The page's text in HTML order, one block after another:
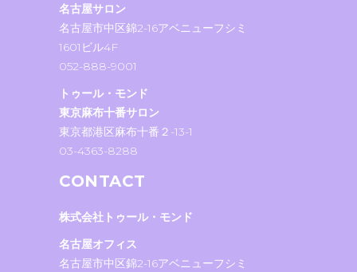
名古屋サロン
名古屋市中区錦2-16アベニューフシミ
1601ビル4F
052-888-9001
トゥール・モンド
東京麻布十番サロン
東京都港区麻布十番２-13-1
03-4363-8288
CONTACT
株式会社トゥール・モンド
名古屋オフィス
名古屋市中区錦2-16アベニューフシミ